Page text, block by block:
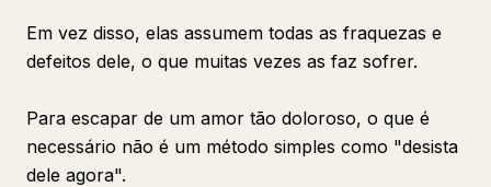
Em vez disso, elas assumem todas as fraquezas e
defeitos dele, o que muitas vezes as faz sofrer.
Para escapar de um amor tão doloroso, o que é
necessário não é um método simples como "desista
dele agora".